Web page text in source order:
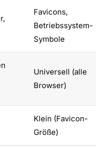
Favicons,
Betriebssystem-
Symbole
Universell (alle
Browser)
Klein (Favicon-
Größe)